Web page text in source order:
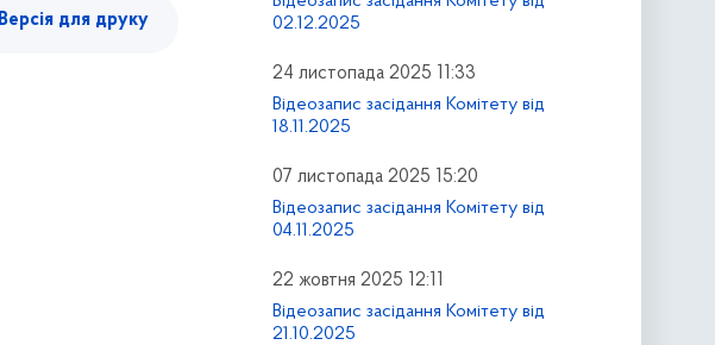
Версія для друку
02.12.2025
24 листопада 2025 11:33
Відеозапис засідання Комітету від
18.11.2025
07 листопада 2025 15:20
Відеозапис засідання Комітету від
04.11.2025
22 жовтня 2025 12:11
Відеозапис засідання Комітету від
21.10.2025